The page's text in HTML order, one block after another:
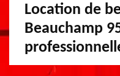
Location de
Beauchamp